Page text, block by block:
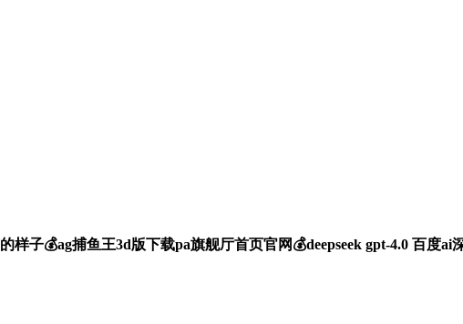
子💰ag捕鱼王3d版下载pa旗舰厅首页官网💰deepseek gpt-4.0 百度